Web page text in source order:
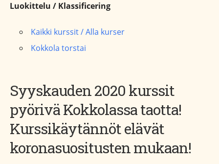
Luokittelu / Klassificering
Kaikki kurssit / Alla kurser
Kokkola torstai
Syyskauden 2020 kurssit
pyörivä Kokkolassa taotta!
Kurssikäytännöt elävät
koronasuositusten mukaan!